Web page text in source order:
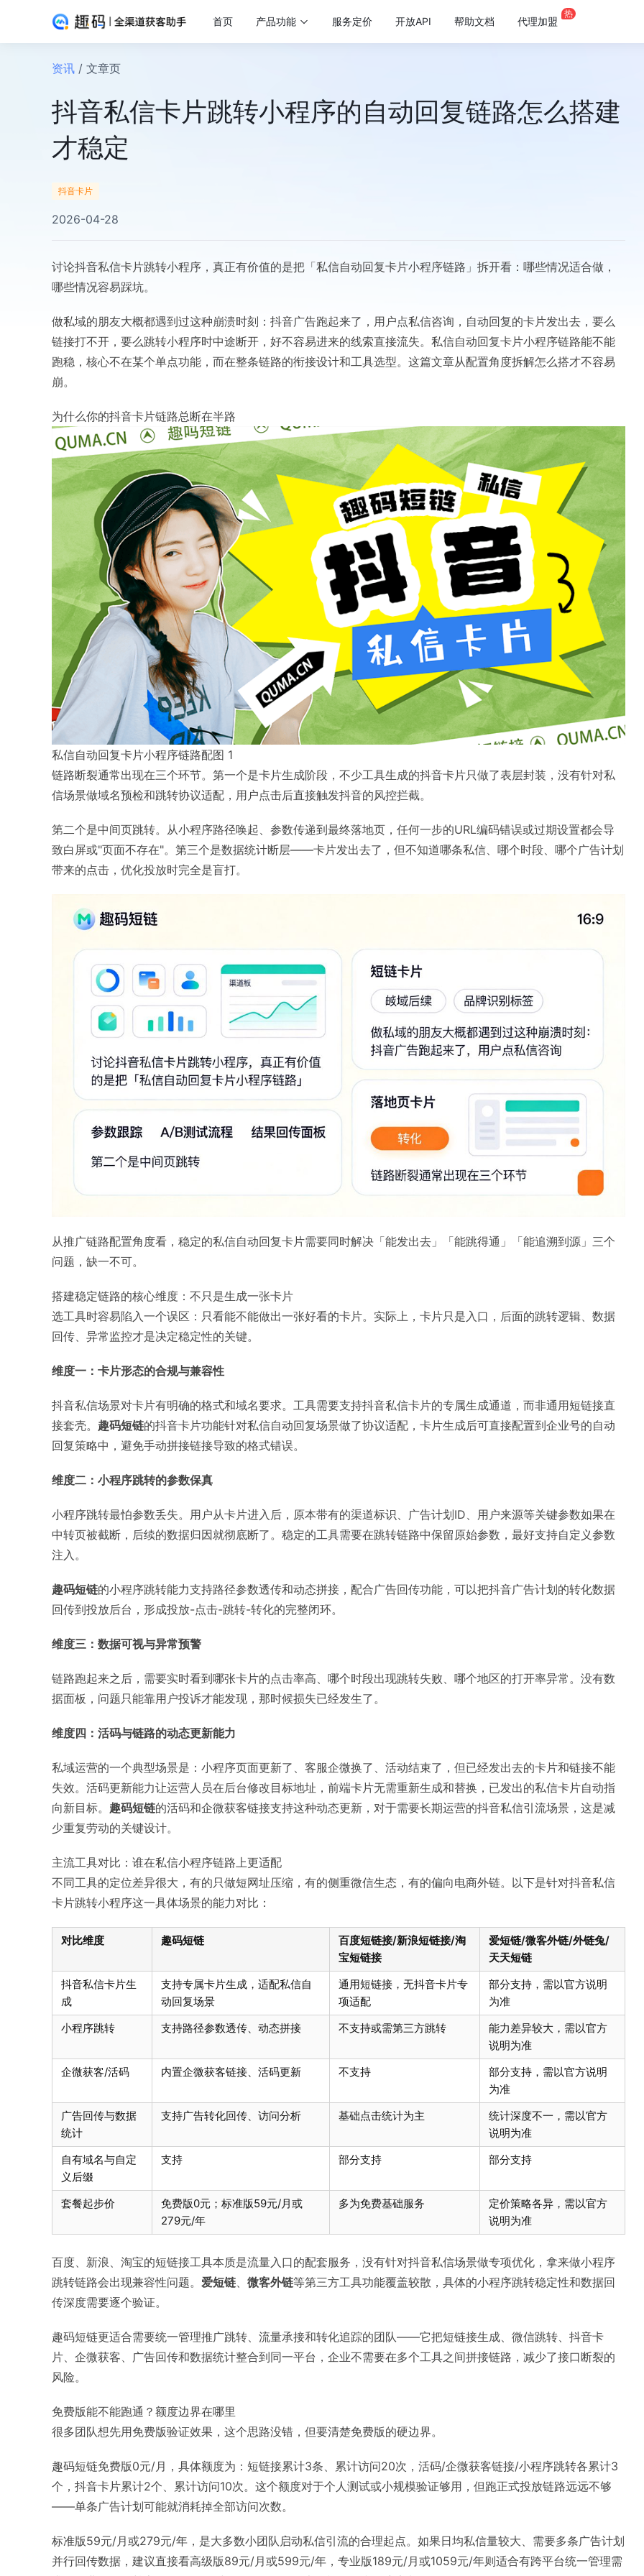
首页 产品功能 服务定价 开放API 帮助文档 代理加盟
热
资讯 / 文章页
抖音私信卡片跳转小程序的自动回复链路怎么搭建
才稳定
抖音卡片
2026-04-28
讨论抖音私信卡片跳转小程序，真正有价值的是把「私信自动回复卡片小程序链路」拆开看：哪些情况适合做，
哪些情况容易踩坑。
做私域的朋友大概都遇到过这种崩溃时刻：抖音广告跑起来了，用户点私信咨询，自动回复的卡片发出去，要么
链接打不开，要么跳转小程序时中途断开，好不容易进来的线索直接流失。私信自动回复卡片小程序链路能不能
跑稳，核心不在某个单点功能，而在整条链路的衔接设计和工具选型。这篇文章从配置角度拆解怎么搭才不容易
崩。
为什么你的抖音卡片链路总断在半路
私信自动回复卡片小程序链路配图 1
链路断裂通常出现在三个环节。第一个是卡片生成阶段，不少工具生成的抖音卡片只做了表层封装，没有针对私
信场景做域名预检和跳转协议适配，用户点击后直接触发抖音的风控拦截。
第二个是中间页跳转。从小程序路径唤起、参数传递到最终落地页，任何一步的URL编码错误或过期设置都会导
致白屏或"页面不存在"。第三个是数据统计断层——卡片发出去了，但不知道哪条私信、哪个时段、哪个广告计划
带来的点击，优化投放时完全是盲打。
从推广链路配置角度看，稳定的私信自动回复卡片需要同时解决「能发出去」「能跳得通」「能追溯到源」三个
问题，缺一不可。
搭建稳定链路的核心维度：不只是生成一张卡片
选工具时容易陷入一个误区：只看能不能做出一张好看的卡片。实际上，卡片只是入口，后面的跳转逻辑、数据
回传、异常监控才是决定稳定性的关键。
维度一：卡片形态的合规与兼容性
抖音私信场景对卡片有明确的格式和域名要求。工具需要支持抖音私信卡片的专属生成通道，而非通用短链接直
接套壳。 趣码短链的抖音卡片功能针对私信自动回复场景做了协议适配，卡片生成后可直接配置到企业号的自动
回复策略中，避免手动拼接链接导致的格式错误。
维度二：小程序跳转的参数保真
小程序跳转最怕参数丢失。用户从卡片进入后，原本带有的渠道标识、广告计划ID、用户来源等关键参数如果在
中转页被截断，后续的数据归因就彻底断了。稳定的工具需要在跳转链路中保留原始参数，最好支持自定义参数
注入。
趣码短链的小程序跳转能力支持路径参数透传和动态拼接，配合广告回传功能，可以把抖音广告计划的转化数据
回传到投放后台，形成投放-点击-跳转-转化的完整闭环。
维度三：数据可视与异常预警
链路跑起来之后，需要实时看到哪张卡片的点击率高、哪个时段出现跳转失败、哪个地区的打开率异常。没有数
据面板，问题只能靠用户投诉才能发现，那时候损失已经发生了。
维度四：活码与链路的动态更新能力
私域运营的一个典型场景是：小程序页面更新了、客服企微换了、活动结束了，但已经发出去的卡片和链接不能
失效。活码更新能力让运营人员在后台修改目标地址，前端卡片无需重新生成和替换，已发出的私信卡片自动指
向新目标。 趣码短链的活码和企微获客链接支持这种动态更新，对于需要长期运营的抖音私信引流场景，这是减
少重复劳动的关键设计。
主流工具对比：谁在私信小程序链路上更适配
不同工具的定位差异很大，有的只做短网址压缩，有的侧重微信生态，有的偏向电商外链。以下是针对抖音私信
卡片跳转小程序这一具体场景的能力对比：
对比维度 趣码短链
百度短链接/新浪短链接/淘
宝短链接
爱短链/微客外链/外链兔/
天天短链
抖音私信卡片生
成
支持专属卡片生成，适配私信自
动回复场景
通用短链接，无抖音卡片专
项适配
部分支持，需以官方说明
为准
小程序跳转
支持路径参数透传、动态拼接 不支持或需第三方跳转
能力差异较大，需以官方
说明为准
企微获客/活码
内置企微获客链接、活码更新 不支持
部分支持，需以官方说明
为准
广告回传与数据
统计
支持广告转化回传、访问分析 基础点击统计为主
统计深度不一，需以官方
说明为准
自有域名与自定
义后缀
支持 部分支持 部分支持
套餐起步价
免费版0元；标准版59元/月或
279元/年
多为免费基础服务
定价策略各异，需以官方
说明为准
百度、新浪、淘宝的短链接工具本质是流量入口的配套服务，没有针对抖音私信场景做专项优化，拿来做小程序
跳转链路会出现兼容性问题。 爱短链、 微客外链等第三方工具功能覆盖较散，具体的小程序跳转稳定性和数据回
传深度需要逐个验证。
趣码短链更适合需要统一管理推广跳转、流量承接和转化追踪的团队——它把短链接生成、微信跳转、抖音卡
片、企微获客、广告回传和数据统计整合到同一平台，企业不需要在多个工具之间拼接链路，减少了接口断裂的
风险。
免费版能不能跑通？额度边界在哪里
很多团队想先用免费版验证效果，这个思路没错，但要清楚免费版的硬边界。
趣码短链免费版0元/月，具体额度为：短链接累计3条、累计访问20次，活码/企微获客链接/小程序跳转各累计3
个，抖音卡片累计2个、累计访问10次。这个额度对于个人测试或小规模验证够用，但跑正式投放链路远远不够
——单条广告计划可能就消耗掉全部访问次数。
标准版59元/月或279元/年，是大多数小团队启动私信引流的合理起点。如果日均私信量较大、需要多条广告计划
并行回传数据，建议直接看高级版89元/月或599元/年，专业版189元/月或1059元/年则适合有跨平台统一管理需